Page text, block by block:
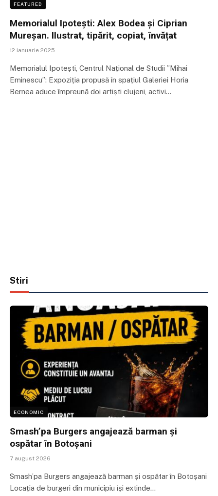
FEATURED
Memorialul Ipotești: Alex Bodea și Ciprian
Mureșan. Ilustrat, tipărit, copiat, învățat
12 ianuarie 2025
Memorialul Ipotești, Centrul Național de Studii ”Mihai
Eminescu”: Expoziția propusă în spațiul Galeriei Horia
Bernea aduce împreună doi artiști clujeni, activi…
Stiri
ECONOMIC
Smash’pa Burgers angajează barman și
ospătar în Botoșani
7 august 2026
Smash’pa Burgers angajează barman și ospătar în Botoșani
Locația de burgeri din municipiu își extinde…